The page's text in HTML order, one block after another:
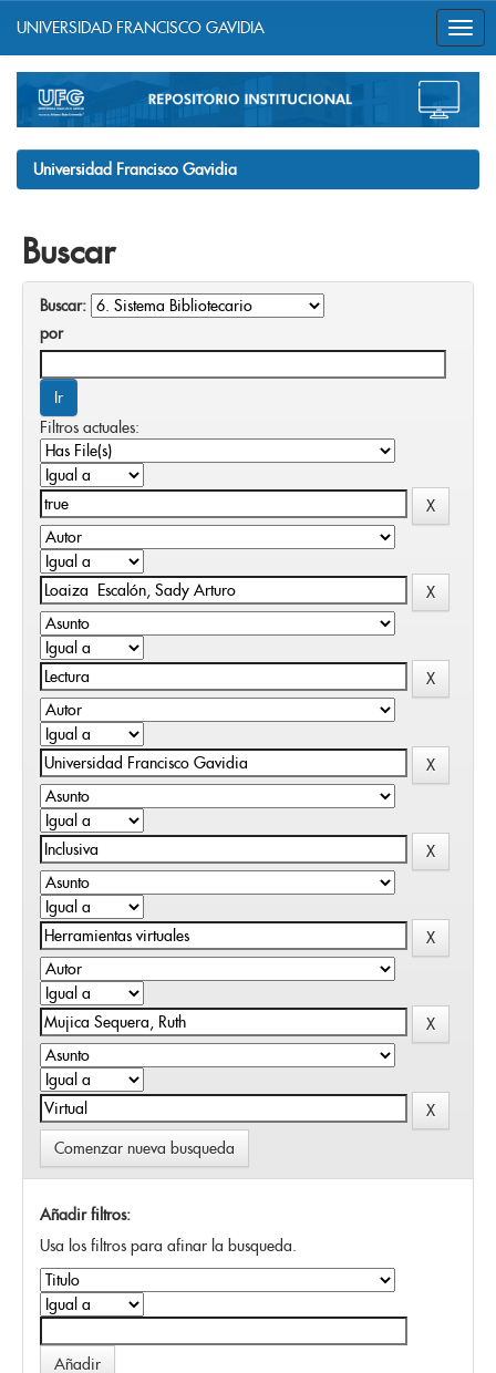
navigation
UNIVERSIDAD FRANCISCO GAVIDIA
Universidad Francisco Gavidia
Buscar
Buscar:
por
Filtros actuales:
Comenzar nueva busqueda
Añadir filtros:
Usa los filtros para afinar la busqueda.